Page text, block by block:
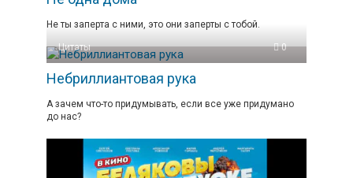
Не ты заперта с ними, это они заперты с тобой.
Цитаты 0
Небриллиантовая рука
А зачем что-то придумывать, если все уже придумано
до нас?